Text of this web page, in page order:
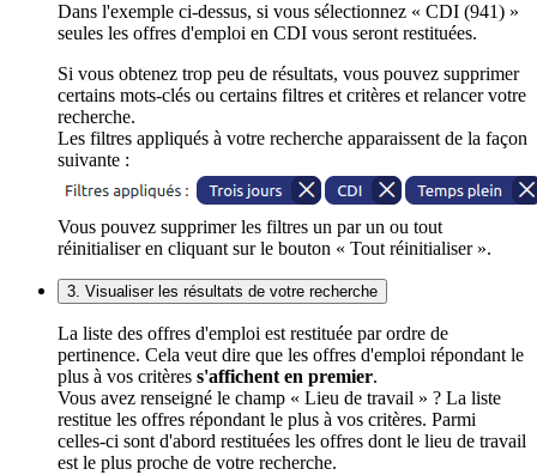
Dans l'exemple ci-dessus, si vous sélectionnez « CDI (941) »
seules les offres d'emploi en CDI vous seront restituées.
Si vous obtenez trop peu de résultats, vous pouvez supprimer
certains mots-clés ou certains filtres et critères et relancer votre
recherche.
Les filtres appliqués à votre recherche apparaissent de la façon
suivante :
Vous pouvez supprimer les filtres un par un ou tout
réinitialiser en cliquant sur le bouton « Tout réinitialiser ».
3. Visualiser les résultats de votre recherche
La liste des offres d'emploi est restituée par ordre de
pertinence. Cela veut dire que les offres d'emploi répondant le
plus à vos critères s'affichent en premier.
Vous avez renseigné le champ « Lieu de travail » ? La liste
restitue les offres répondant le plus à vos critères. Parmi
celles-ci sont d'abord restituées les offres dont le lieu de travail
est le plus proche de votre recherche.